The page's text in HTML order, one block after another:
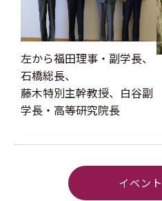
左から福田理事・副学長、
石橋総長、
藤木特別主幹教授、白谷副
学長・高等研究院長
イベン